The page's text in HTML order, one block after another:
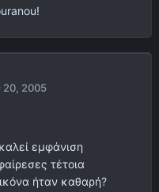
20, 2005
εμφάνιση
τέτοια
ήταν καθαρή?